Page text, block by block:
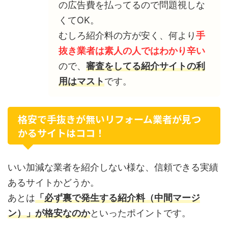
の広告費を払ってるので問題視しな
くてOK。
むしろ紹介料の方が安く、何より手
抜き業者は素人の人ではわかり辛い
ので、 審査をしてる紹介サイトの利
用はマストです。
格安で手抜きが無いリフォーム業者が見つ
かるサイトはココ！
いい加減な業者を紹介しない様な、信頼できる実績
あるサイトかどうか。
あとは「必ず裏で発生する紹介料（中間マージ
ン）」が格安なのかといったポイントです。